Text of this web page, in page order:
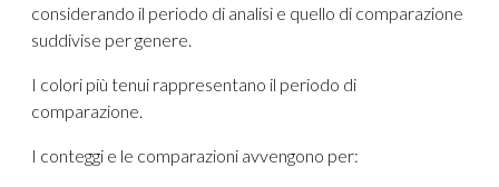
considerando il periodo di analisi e quello di comparazione
suddivise per genere.
I colori più tenui rappresentano il periodo di
comparazione.
I conteggi e le comparazioni avvengono per: